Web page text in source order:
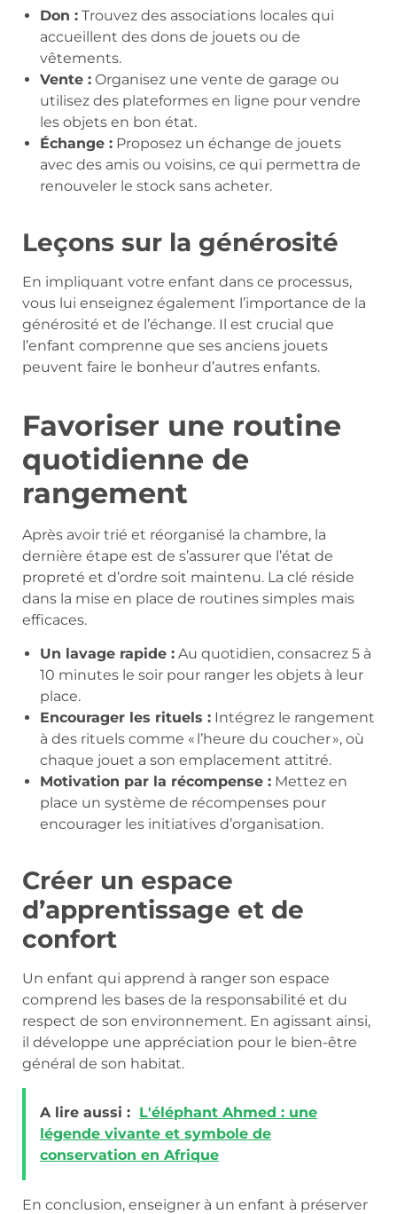
Don : Trouvez des associations locales qui
accueillent des dons de jouets ou de
vêtements.
Vente : Organisez une vente de garage ou
utilisez des plateformes en ligne pour vendre
les objets en bon état.
Échange : Proposez un échange de jouets
avec des amis ou voisins, ce qui permettra de
renouveler le stock sans acheter.
Leçons sur la générosité
En impliquant votre enfant dans ce processus,
vous lui enseignez également l’importance de la
générosité et de l’échange. Il est crucial que
l’enfant comprenne que ses anciens jouets
peuvent faire le bonheur d’autres enfants.
Favoriser une routine
quotidienne de
rangement
Après avoir trié et réorganisé la chambre, la
dernière étape est de s’assurer que l’état de
propreté et d’ordre soit maintenu. La clé réside
dans la mise en place de routines simples mais
efficaces.
Un lavage rapide : Au quotidien, consacrez 5 à
10 minutes le soir pour ranger les objets à leur
place.
Encourager les rituels : Intégrez le rangement
à des rituels comme « l’heure du coucher », où
chaque jouet a son emplacement attitré.
Motivation par la récompense : Mettez en
place un système de récompenses pour
encourager les initiatives d’organisation.
Créer un espace
d’apprentissage et de
confort
Un enfant qui apprend à ranger son espace
comprend les bases de la responsabilité et du
respect de son environnement. En agissant ainsi,
il développe une appréciation pour le bien-être
général de son habitat.
A lire aussi : L'éléphant Ahmed : une
légende vivante et symbole de
conservation en Afrique
En conclusion, enseigner à un enfant à préserver